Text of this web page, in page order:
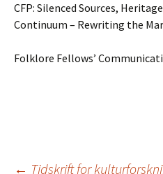
CFP: Silenced Sources,
Continuum – Rewriting the
Folklore Fellows’
← Tidskrift for